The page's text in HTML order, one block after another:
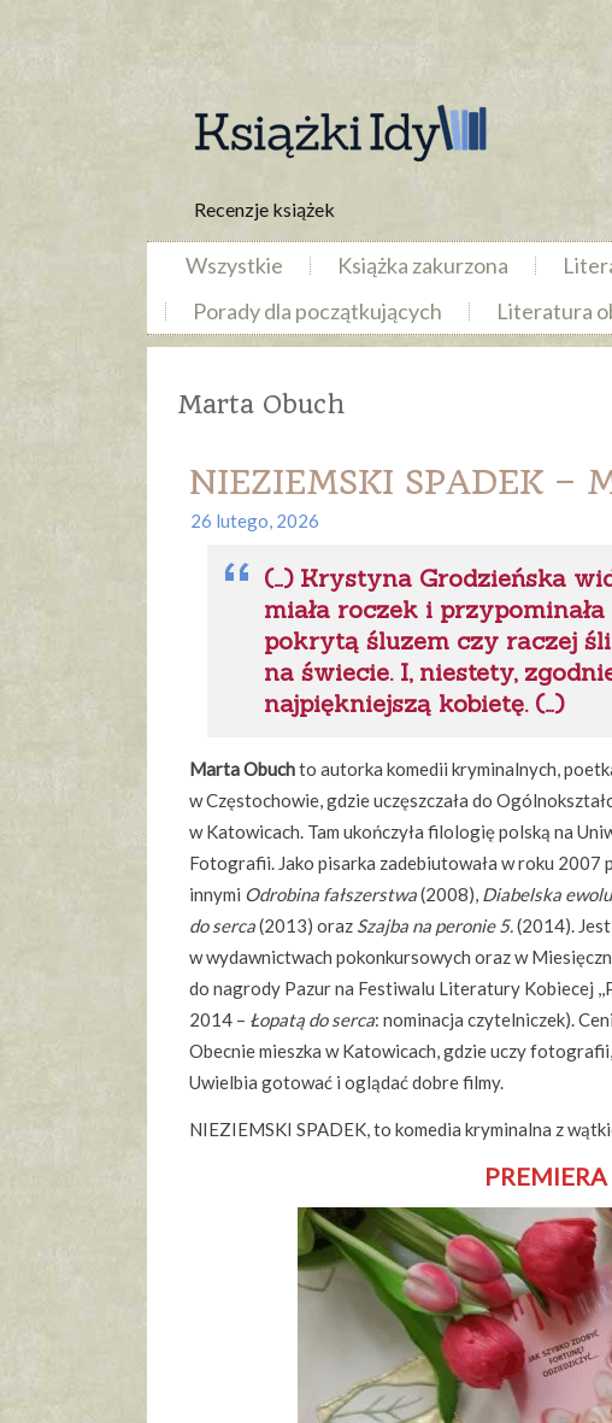
Recenzje książek
Wszystkie Książka zakurzona
Porady dla początkujących
Literatura
Marta Obuch
NIEZIEMSKI SPADEK –
26 lutego, 2026
(…) Krystyna Grodzieńska
miała roczek i
pokrytą śluzem czy raczej
na świecie. I, niestety,
najpiękniejszą kobietę. (…)
Marta Obuchto autorka komedii kryminalnych,
w Częstochowie, gdzie uczęszczała do
w Katowicach. Tam ukończyła filologię polską na
Fotografii. Jako pisarka zadebiutowała w roku 2007
innymi Odrobina fałszerstwa(2008), Diabelska
do serca(2013) oraz Szajba na peronie 5.(2014).
w wydawnictwach pokonkursowych oraz w
do nagrody Pazur na Festiwalu Literatury Kobiecej
2014 – Łopatą do serca: nominacja czytelniczek).
Obecnie mieszka w Katowicach, gdzie uczy
Uwielbia gotować i oglądać dobre filmy.
NIEZIEMSKI SPADEK, to komedia kryminalna z